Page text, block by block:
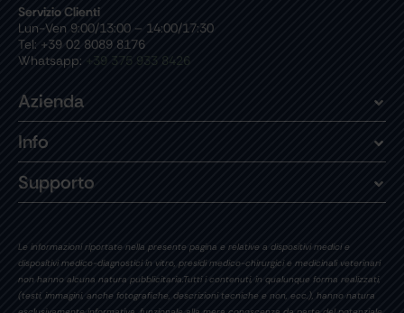
Servizio Clienti
Lun-Ven 9:00/13:00 – 14:00/17:30
Tel: +39 02 8089 8176
Whatsapp: +39 375 933 8426
Azienda
Info
Supporto
Le informazioni riportate nella presente pagina e relative a dispositivi medici e
dispositivi medico-diagnostici in vitro, presidi medico-chirurgici e medicinali veterinari
non hanno alcuna natura pubblicitaria.Tutti i contenuti, in qualunque forma realizzati,
(testi, immagini, anche fotografiche, descrizioni tecniche e non, ecc.), hanno natura